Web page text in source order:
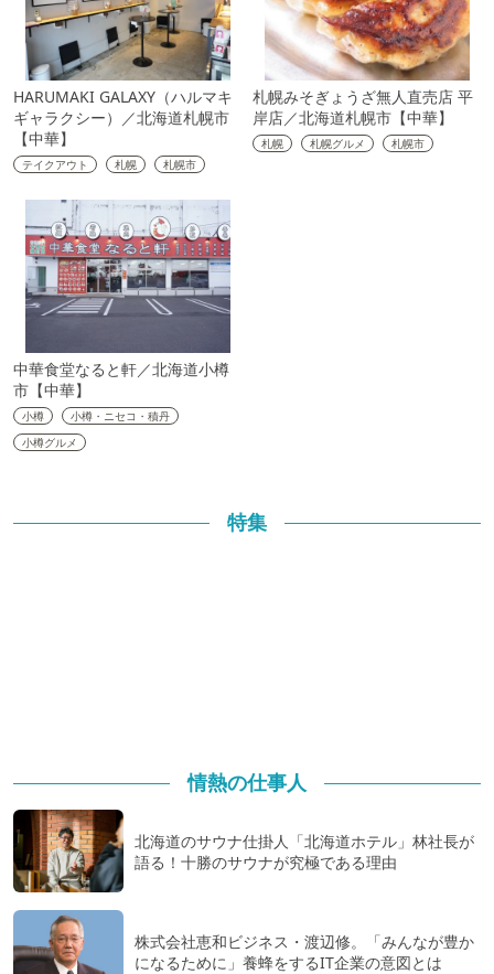
HARUMAKI GALAXY（ハルマキ
ギャラクシー）／北海道札幌市
【中華】
テイクアウト 札幌 札幌市
札幌みそぎょうざ無人直売店 平
岸店／北海道札幌市【中華】
札幌 札幌グルメ 札幌市
中華食堂なると軒／北海道小樽
市【中華】
小樽
小樽・ニセコ・積丹
小樽グルメ
特集
情熱の仕事人
北海道のサウナ仕掛人「北海道ホテル」林社長が
語る！十勝のサウナが究極である理由
株式会社恵和ビジネス・渡辺修。「みんなが豊か
になるために」養蜂をするIT企業の意図とは